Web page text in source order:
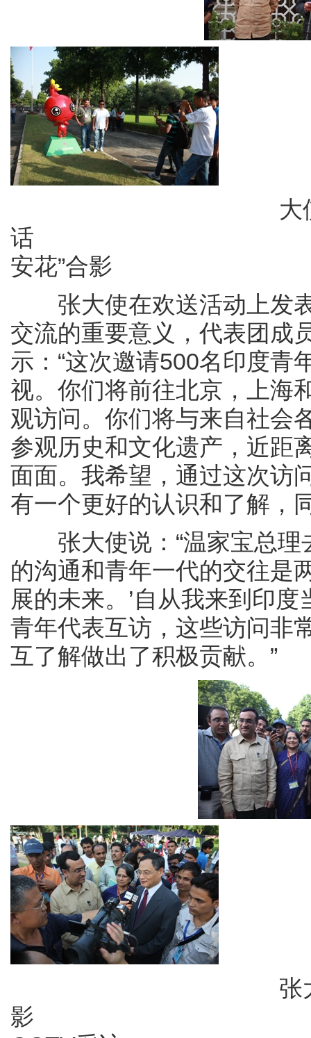
大使发表热
话 团员
安花”合影
张大使在欢送活动上发表
交流的重要意义，代表团成
示：“这次邀请500名印度青
视。你们将前往北京，上海
观访问。你们将与来自社会
参观历史和文化遗产，近距
面面。我希望，通过这次访
有一个更好的认识和了解，
张大使说：“温家宝总理
的沟通和青年一代的交往是
展的未来。’自从我来到印
青年代表互访，这些访问非
互了解做出了积极贡献。”
张大使与代
影 张